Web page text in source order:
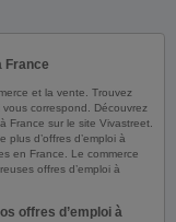
France
et la vente. Trouvez
vous correspond. Découvrez
France sur le site Vivastreet.
d’offres d’emploi à
en France. Le commerce
offres d’emploi à
offres d’emploi à